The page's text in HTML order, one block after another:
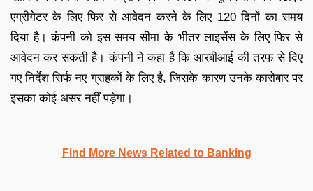
एग्रीगेटर के लिए फिर से आवेदन करने के लिए 120 दिनों का समय
दिया है। कंपनी को इस समय सीमा के भीतर लाइसेंस के लिए फिर से
आवेदन कर सकती है। कंपनी ने कहा है कि आरबीआई की तरफ से दिए
गए निर्देश सिर्फ नए ग्राहकों के लिए है, जिसके कारण उनके कारोबार पर
इसका कोई असर नहीं पड़ेगा।
Find More News Related to Banking